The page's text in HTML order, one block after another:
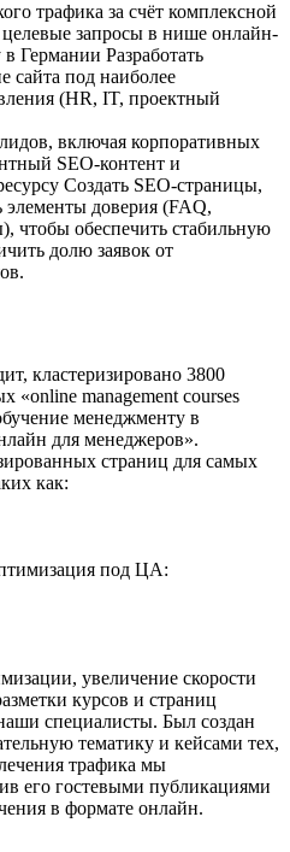
трафика за счёт комплексной
запросы в нише онлайн-
Германии Разработать
сайта под наиболее
(HR, IT, проектный
включая корпоративных
SEO-контент и
Создать SEO-страницы,
элементы доверия (FAQ,
чтобы обеспечить стабильную
долю заявок от
кластеризировано 3800
«online management courses
менеджменту в
для менеджеров».
страниц для самых
как:
под ЦА:
увеличение скорости
курсов и страниц
специалисты. Был создан
тематику и кейсами тех,
трафика мы
его гостевыми публикациями
в формате онлайн.